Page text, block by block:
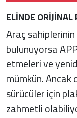
ELİNDE
Araç sahiplerinin
bulunuyorsa
etmeleri ve
mümkün. Ancak
sürücüler için
zahmetli